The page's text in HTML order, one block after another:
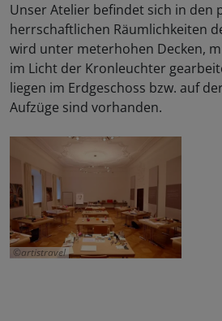
Unser Atelier befindet sich in den
herrschaftlichen Räumlichkeiten
wird unter meterhohen Decken,
im Licht der Kronleuchter
liegen im Erdgeschoss bzw. auf
Aufzüge sind vorhanden.
artistravel